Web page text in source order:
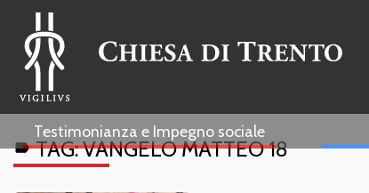
Testimonianza e Impegno sociale
labelTAG:VANGELO MATTEO 18